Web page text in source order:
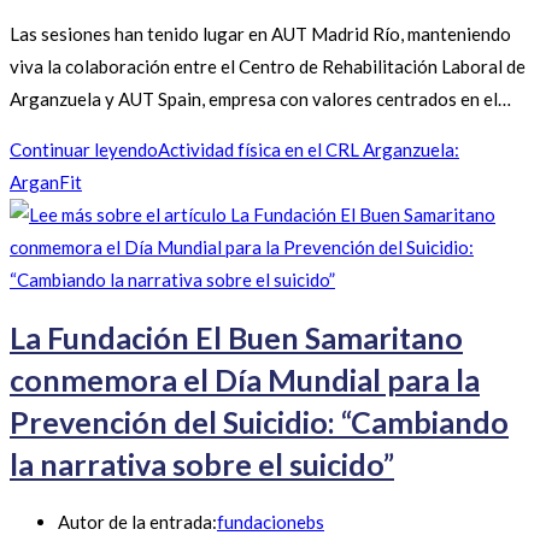
Las sesiones han tenido lugar en AUT Madrid Río, manteniendo
viva la colaboración entre el Centro de Rehabilitación Laboral de
Arganzuela y AUT Spain, empresa con valores centrados en el…
Continuar leyendoActividad física en el CRL Arganzuela:
ArganFit
La Fundación El Buen Samaritano
conmemora el Día Mundial para la
Prevención del Suicidio: “Cambiando
la narrativa sobre el suicido”
Autor de la entrada:fundacionebs